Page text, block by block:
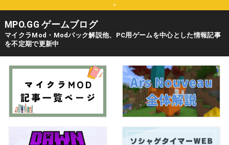
=
MPO.GG ゲームブログ
マイクラMod・Modパック解説他、PC用ゲームを中心とした情報記事
を不定期で更新中